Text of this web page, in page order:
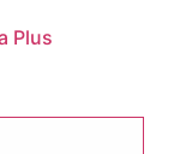
Plus